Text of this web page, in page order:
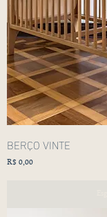
BERÇO VINTE
Preço
R$ 0,00